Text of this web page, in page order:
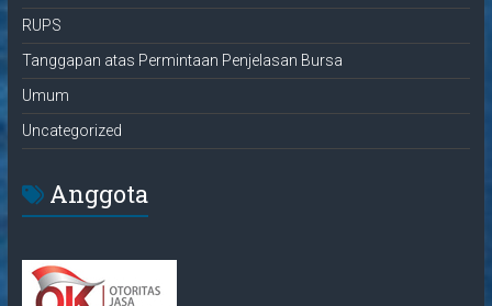
RUPS
Tanggapan atas Permintaan Penjelasan Bursa
Umum
Uncategorized
Anggota